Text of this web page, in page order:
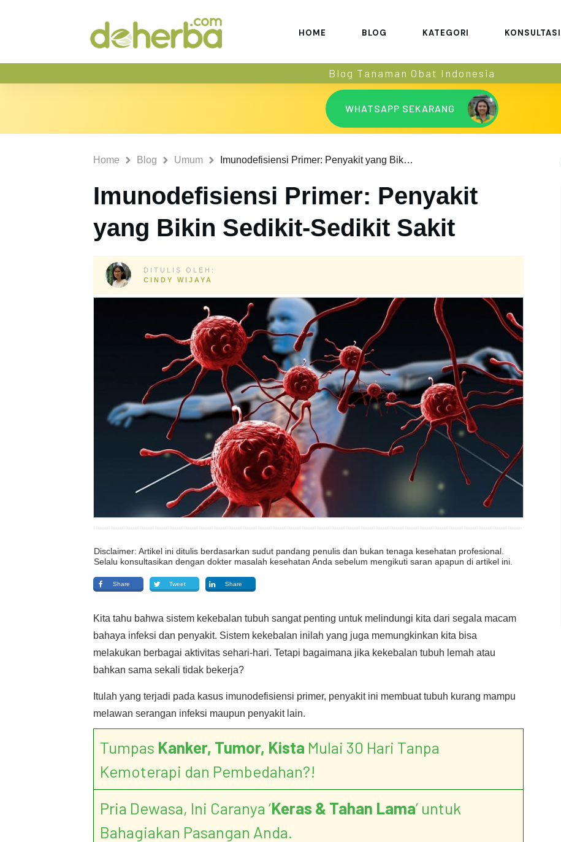
HOME BLOG KATEGORI KONSULTASI
Blog Tanaman Obat Indonesia
WHATSAPP SEKARANG
Home Blog Umum Imunodefisiensi Primer: Penyakit yang Bikin Sedikit-Sedikit Sakit
Imunodefisiensi Primer: Penyakit
yang Bikin Sedikit-Sedikit Sakit
DITULIS OLEH:
CINDY WIJAYA
Disclaimer: Artikel ini ditulis berdasarkan sudut pandang penulis dan bukan tenaga kesehatan profesional.
Selalu konsultasikan dengan dokter masalah kesehatan Anda sebelum mengikuti saran apapun di artikel ini.
Share Tweet Share
Kita tahu bahwa sistem kekebalan tubuh sangat penting untuk melindungi kita dari segala macam
bahaya infeksi dan penyakit. Sistem kekebalan inilah yang juga memungkinkan kita bisa
melakukan berbagai aktivitas sehari-hari. Tetapi bagaimana jika kekebalan tubuh lemah atau
bahkan sama sekali tidak bekerja?
Itulah yang terjadi pada kasus imunodefisiensi primer, penyakit ini membuat tubuh kurang mampu
melawan serangan infeksi maupun penyakit lain.
Tumpas Kanker, Tumor, Kista Mulai 30 Hari Tanpa
Kemoterapi dan Pembedahan?!
Pria Dewasa, Ini Caranya ‘Keras & Tahan Lama’ untuk
Bahagiakan Pasangan Anda.